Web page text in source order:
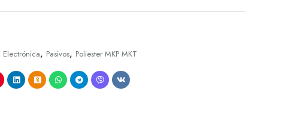
Electrónica, Pasivos, Poliester MKP MKT